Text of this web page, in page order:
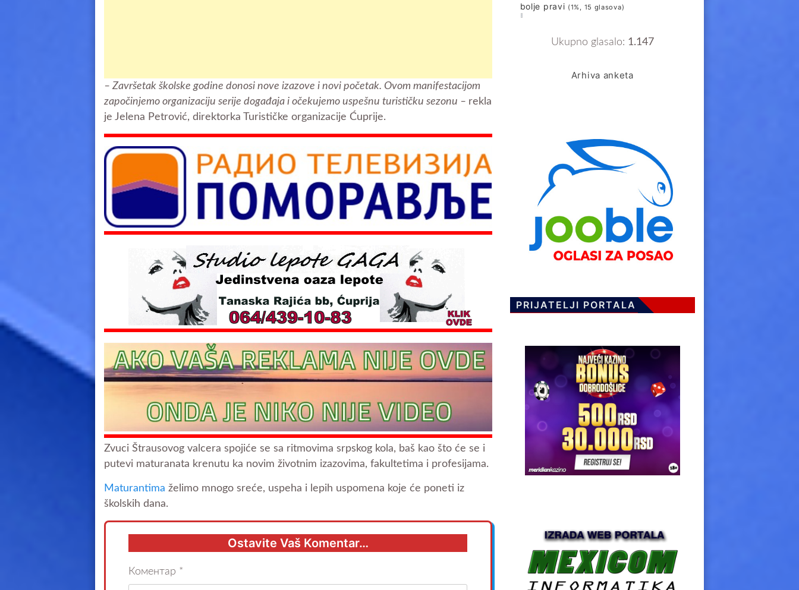
– Završetak školske godine donosi nove izazove i novi početak. Ovom manifestacijom
započinjemo organizaciju serije događaja i očekujemo uspešnu turističku sezonu – rekla
je Jelena Petrović, direktorka Turističke organizacije Ćuprije.
Zvuci Štrausovog valcera spojiće se sa ritmovima srpskog kola, baš kao što će se i
putevi maturanata krenutu ka novim životnim izazovima, fakultetima i profesijama.
Maturantima želimo mnogo sreće, uspeha i lepih uspomena koje će poneti iz
školskih dana.
Ostavite Vaš Komentar…
Коментар *
bolje pravi (1%, 15 glasova)
Ukupno glasalo: 1.147
Arhiva anketa
PRIJATELJI PORTALA